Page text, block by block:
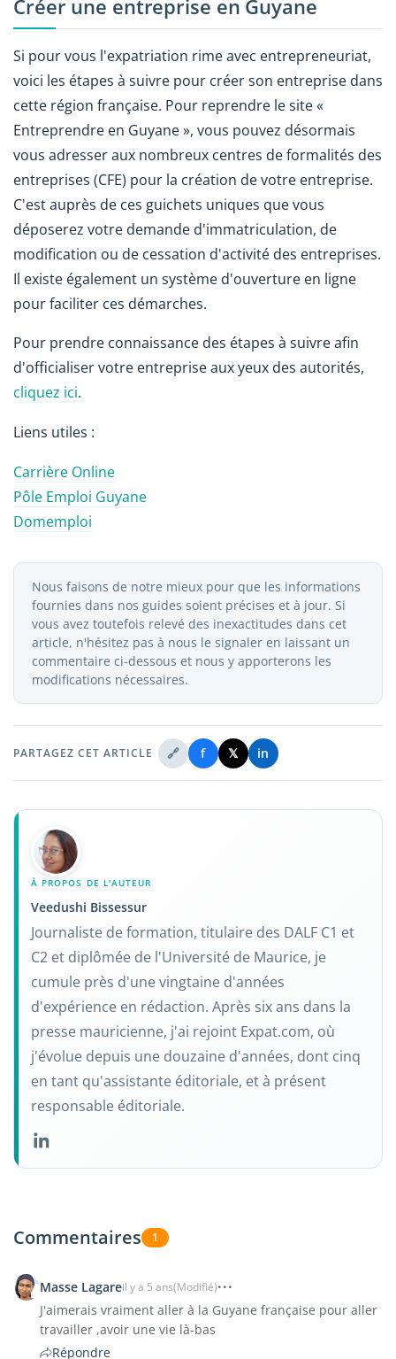
Créer une entreprise en Guyane
Si pour vous l'expatriation rime avec entrepreneuriat,
voici les étapes à suivre pour créer son entreprise dans
cette région française. Pour reprendre le site «
Entreprendre en Guyane », vous pouvez désormais
vous adresser aux nombreux centres de formalités des
entreprises (CFE) pour la création de votre entreprise.
C'est auprès de ces guichets uniques que vous
déposerez votre demande d'immatriculation, de
modification ou de cessation d'activité des entreprises.
Il existe également un système d'ouverture en ligne
pour faciliter ces démarches.
Pour prendre connaissance des étapes à suivre afin
d'officialiser votre entreprise aux yeux des autorités,
cliquez ici.
Liens utiles :
Carrière Online
Pôle Emploi Guyane
Domemploi
Nous faisons de notre mieux pour que les informations
fournies dans nos guides soient précises et à jour. Si
vous avez toutefois relevé des inexactitudes dans cet
article, n'hésitez pas à nous le signaler en laissant un
commentaire ci-dessous et nous y apporterons les
modifications nécessaires.
PARTAGEZ CET ARTICLE 🔗 f 𝕏 in
À PROPOS DE L'AUTEUR
Veedushi Bissessur
Journaliste de formation, titulaire des DALF C1 et
C2 et diplômée de l'Université de Maurice, je
cumule près d'une vingtaine d'années
d'expérience en rédaction. Après six ans dans la
presse mauricienne, j'ai rejoint Expat.com, où
j'évolue depuis une douzaine d'années, dont cinq
en tant qu'assistante éditoriale, et à présent
responsable éditoriale.
Commentaires 1
Masse Lagareil y a 5 ans(Modifié)
J'aimerais vraiment aller à la Guyane française pour aller
travailler ,avoir une vie là-bas
Répondre